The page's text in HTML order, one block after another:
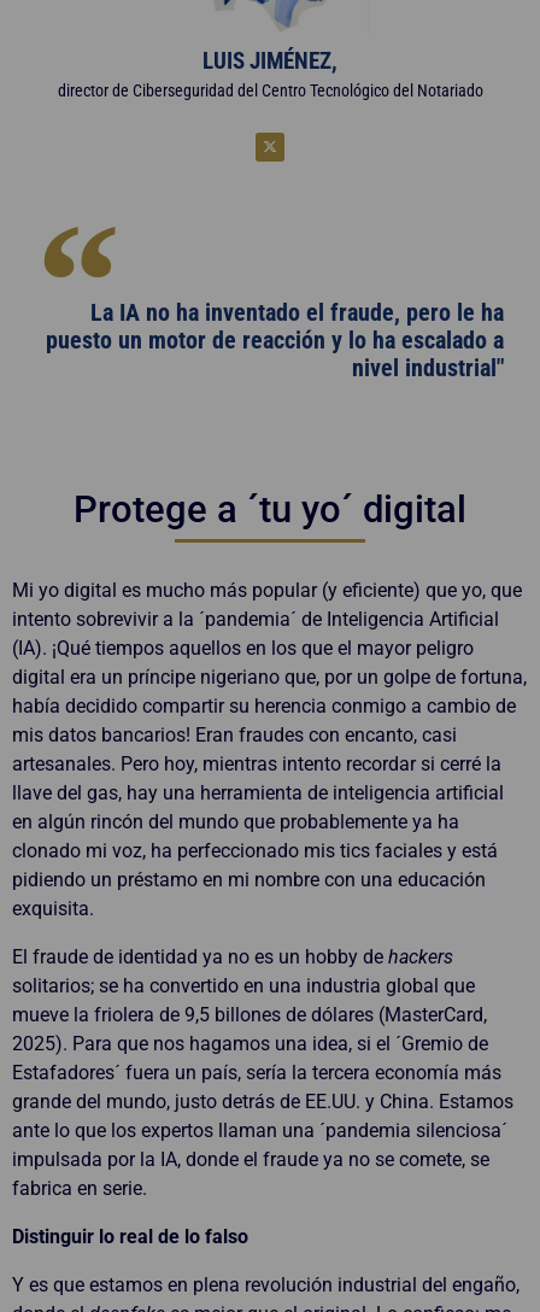
LUIS JIMÉNEZ,
director de Ciberseguridad del Centro Tecnológico del Notariado
La IA no ha inventado el fraude, pero le ha
puesto un motor de reacción y lo ha escalado a
nivel industrial"
Protege a ´tu yo´ digital
Mi yo digital es mucho más popular (y eficiente) que yo, que
intento sobrevivir a la ´pandemia´ de Inteligencia Artificial
(IA). ¡Qué tiempos aquellos en los que el mayor peligro
digital era un príncipe nigeriano que, por un golpe de fortuna,
había decidido compartir su herencia conmigo a cambio de
mis datos bancarios! Eran fraudes con encanto, casi
artesanales. Pero hoy, mientras intento recordar si cerré la
llave del gas, hay una herramienta de inteligencia artificial
en algún rincón del mundo que probablemente ya ha
clonado mi voz, ha perfeccionado mis tics faciales y está
pidiendo un préstamo en mi nombre con una educación
exquisita.
El fraude de identidad ya no es un hobby de hackers
solitarios; se ha convertido en una industria global que
mueve la friolera de 9,5 billones de dólares (MasterCard,
2025). Para que nos hagamos una idea, si el ´Gremio de
Estafadores´ fuera un país, sería la tercera economía más
grande del mundo, justo detrás de EE.UU. y China. Estamos
ante lo que los expertos llaman una ´pandemia silenciosa´
impulsada por la IA, donde el fraude ya no se comete, se
fabrica en serie.
Distinguir lo real de lo falso
Y es que estamos en plena revolución industrial del engaño,